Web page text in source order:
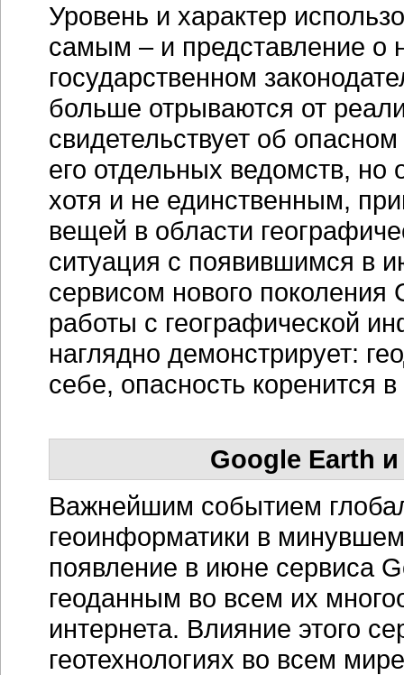
Уровень и характер
самым – и представление о
государственном
больше отрываются от
свидетельствует об
его отдельных ведомств,
хотя и не единственным,
вещей в области
ситуация с появившимся в
сервисом нового
работы с географической
наглядно демонстрирует:
себе, опасность коренится в
Google Earth
Важнейшим событием
геоинформатики в
появление в июне сервиса
геоданным во всем их
интернета. Влияние этого
геотехнологиях во всем